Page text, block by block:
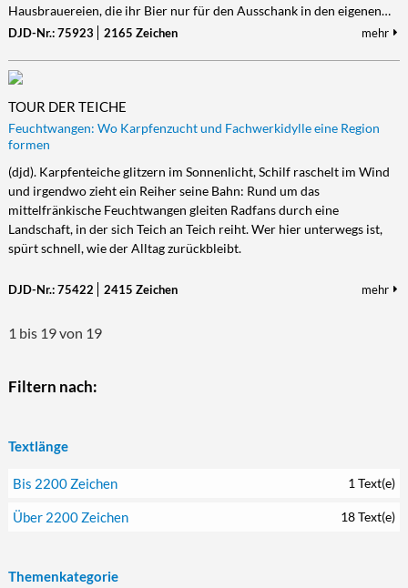
Hausbrauereien, die ihr Bier nur für den Ausschank in den eigenen…
DJD-Nr.: 75923 2165 Zeichen mehr
TOUR DER TEICHE
Feuchtwangen: Wo Karpfenzucht und Fachwerkidylle eine Region
formen
(djd). Karpfenteiche glitzern im Sonnenlicht, Schilf raschelt im Wind
und irgendwo zieht ein Reiher seine Bahn: Rund um das
mittelfränkische Feuchtwangen gleiten Radfans durch eine
Landschaft, in der sich Teich an Teich reiht. Wer hier unterwegs ist,
spürt schnell, wie der Alltag zurückbleibt.
DJD-Nr.: 75422 2415 Zeichen mehr
1 bis 19 von 19
Filtern nach:
Textlänge
Bis 2200 Zeichen 1 Text(e)
Über 2200 Zeichen 18 Text(e)
Themenkategorie